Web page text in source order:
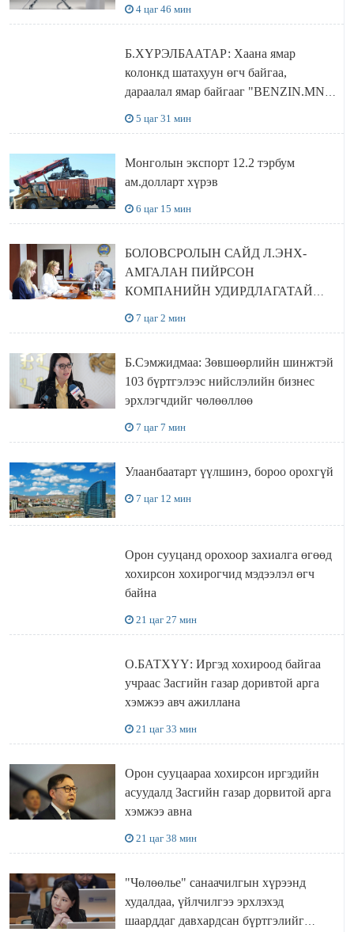
4 цаг 46 мин
Б.ХҮРЭЛБААТАР: Хаана ямар
колонкд шатахуун өгч байгаа,
дараалал ямар байгааг "BENZIN.MN”
сайтаас харах боломжтой
5 цаг 31 мин
Монголын экспорт 12.2 тэрбум
ам.долларт хүрэв
6 цаг 15 мин
БОЛОВСРОЛЫН САЙД Л.ЭНХ-
АМГАЛАН ПИЙРСОН
КОМПАНИЙН УДИРДЛАГАТАЙ
УУЛЗЛАА
7 цаг 2 мин
Б.Сэмжидмаа: Зөвшөөрлийн шинжтэй
103 бүртгэлээс нийслэлийн бизнес
эрхлэгчдийг чөлөөллөө
7 цаг 7 мин
Улаанбаатарт үүлшинэ, бороо орохгүй
7 цаг 12 мин
Орон сууцанд орохоор захиалга өгөөд
хохирсон хохирогчид мэдээлэл өгч
байна
21 цаг 27 мин
О.БАТХҮҮ: Иргэд хохироод байгаа
учраас Засгийн газар доривтой арга
хэмжээ авч ажиллана
21 цаг 33 мин
Орон сууцаараа хохирсон иргэдийн
асуудалд Засгийн газар дорвитой арга
хэмжээ авна
21 цаг 38 мин
"Чөлөөлье" санаачилгын хүрээнд
худалдаа, үйлчилгээ эрхлэхэд
шаарддаг давхардсан бүртгэлийг